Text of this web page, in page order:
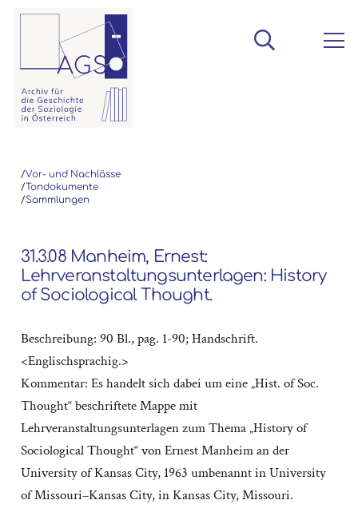
/Vor- und Nachlässe
/Tondokumente
/Sammlungen
31.3.08 Manheim, Ernest:
Lehrveranstaltungsunterlagen: History
of Sociological Thought.
Beschreibung: 90 Bl., pag. 1-90; Handschrift.
<Englischsprachig.>
Kommentar: Es handelt sich dabei um eine „Hist. of Soc.
Thought“ beschriftete Mappe mit
Lehrveranstaltungsunterlagen zum Thema „History of
Sociological Thought“ von Ernest Manheim an der
University of Kansas City, 1963 umbenannt in University
of Missouri–Kansas City, in Kansas City, Missouri.